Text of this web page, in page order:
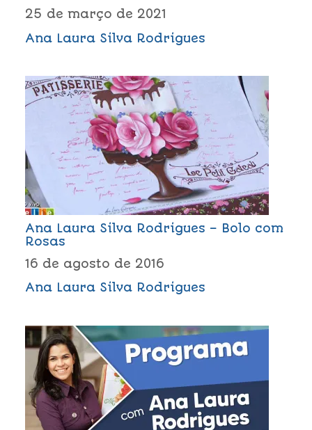
25 de março de 2021
Ana Laura Silva Rodrigues
Ana Laura Silva Rodrigues – Bolo com
Rosas
16 de agosto de 2016
Ana Laura Silva Rodrigues